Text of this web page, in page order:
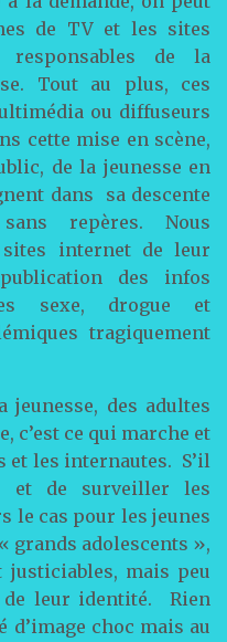
de TV et les sites
responsables de la
Tout au plus, ces
ou diffuseurs
cette mise en scène,
de la jeunesse en
dans sa descente
repères. Nous
internet de leur
des infos
sexe, drogue et
tragiquement
des adultes
c’est ce qui marche et
et les internautes. S’il
et de surveiller les
le cas pour les jeunes
grands adolescents »,
justiciables, mais peu
leur identité. Rien
choc mais au